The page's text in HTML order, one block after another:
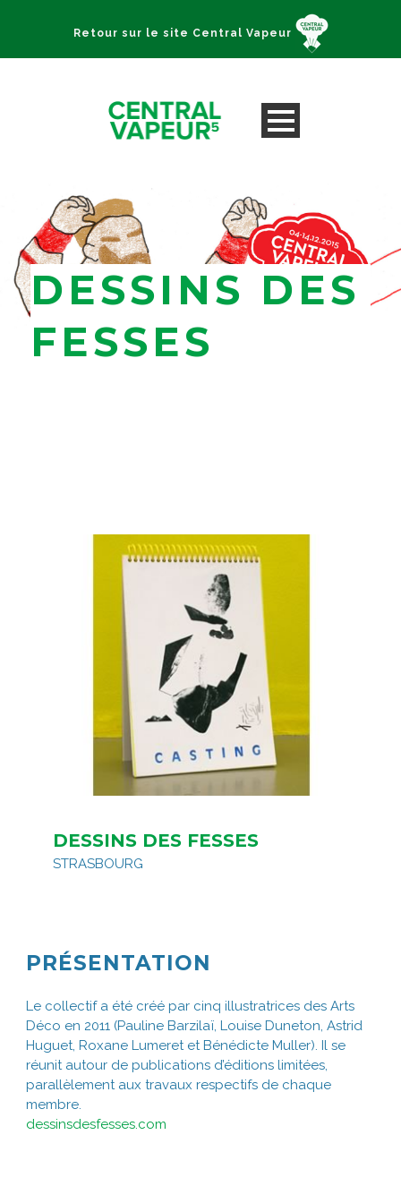
Retour sur le site Central Vapeur
DESSINS DES
FESSES
DESSINS DES FESSES
STRASBOURG
PRÉSENTATION
Le collectif a été créé par cinq illustratrices des Arts
Déco en 2011 (Pauline Barzilaï, Louise Duneton, Astrid
Huguet, Roxane Lumeret et Bénédicte Muller). Il se
réunit autour de publications d’éditions limitées,
parallèlement aux travaux respectifs de chaque
membre.
dessinsdesfesses.com